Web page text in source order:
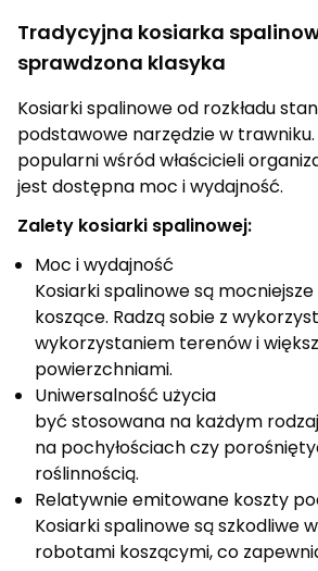
Tradycyjna kosiarka
sprawdzona klasyka
Kosiarki spalinowe od rozkładu
podstawowe narzędzie w trawniku.
popularni wśród właścicieli
jest dostępna moc i wydajność.
Zalety kosiarki spalinowej:
Moc i wydajność
Kosiarki spalinowe są
koszące. Radzą sobie z
wykorzystaniem terenów i
powierzchniami.
Uniwersalność użycia
być stosowana na każdym
na pochyłościach czy
roślinnością.
Relatywnie emitowane koszty
Kosiarki spalinowe są szkodliwe
robotami koszącymi, co